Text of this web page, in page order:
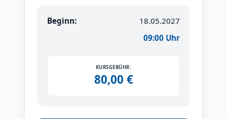
Beginn:
18.05.2027
09:00 Uhr
KURSGEBÜHR:
80,00 €